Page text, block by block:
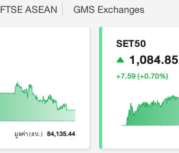
FTSE ASEAN GMS Exchanges
มูลค่า (ลบ.) 84,135.44
SET50
1,084.85
+7.59 (+0.70%)